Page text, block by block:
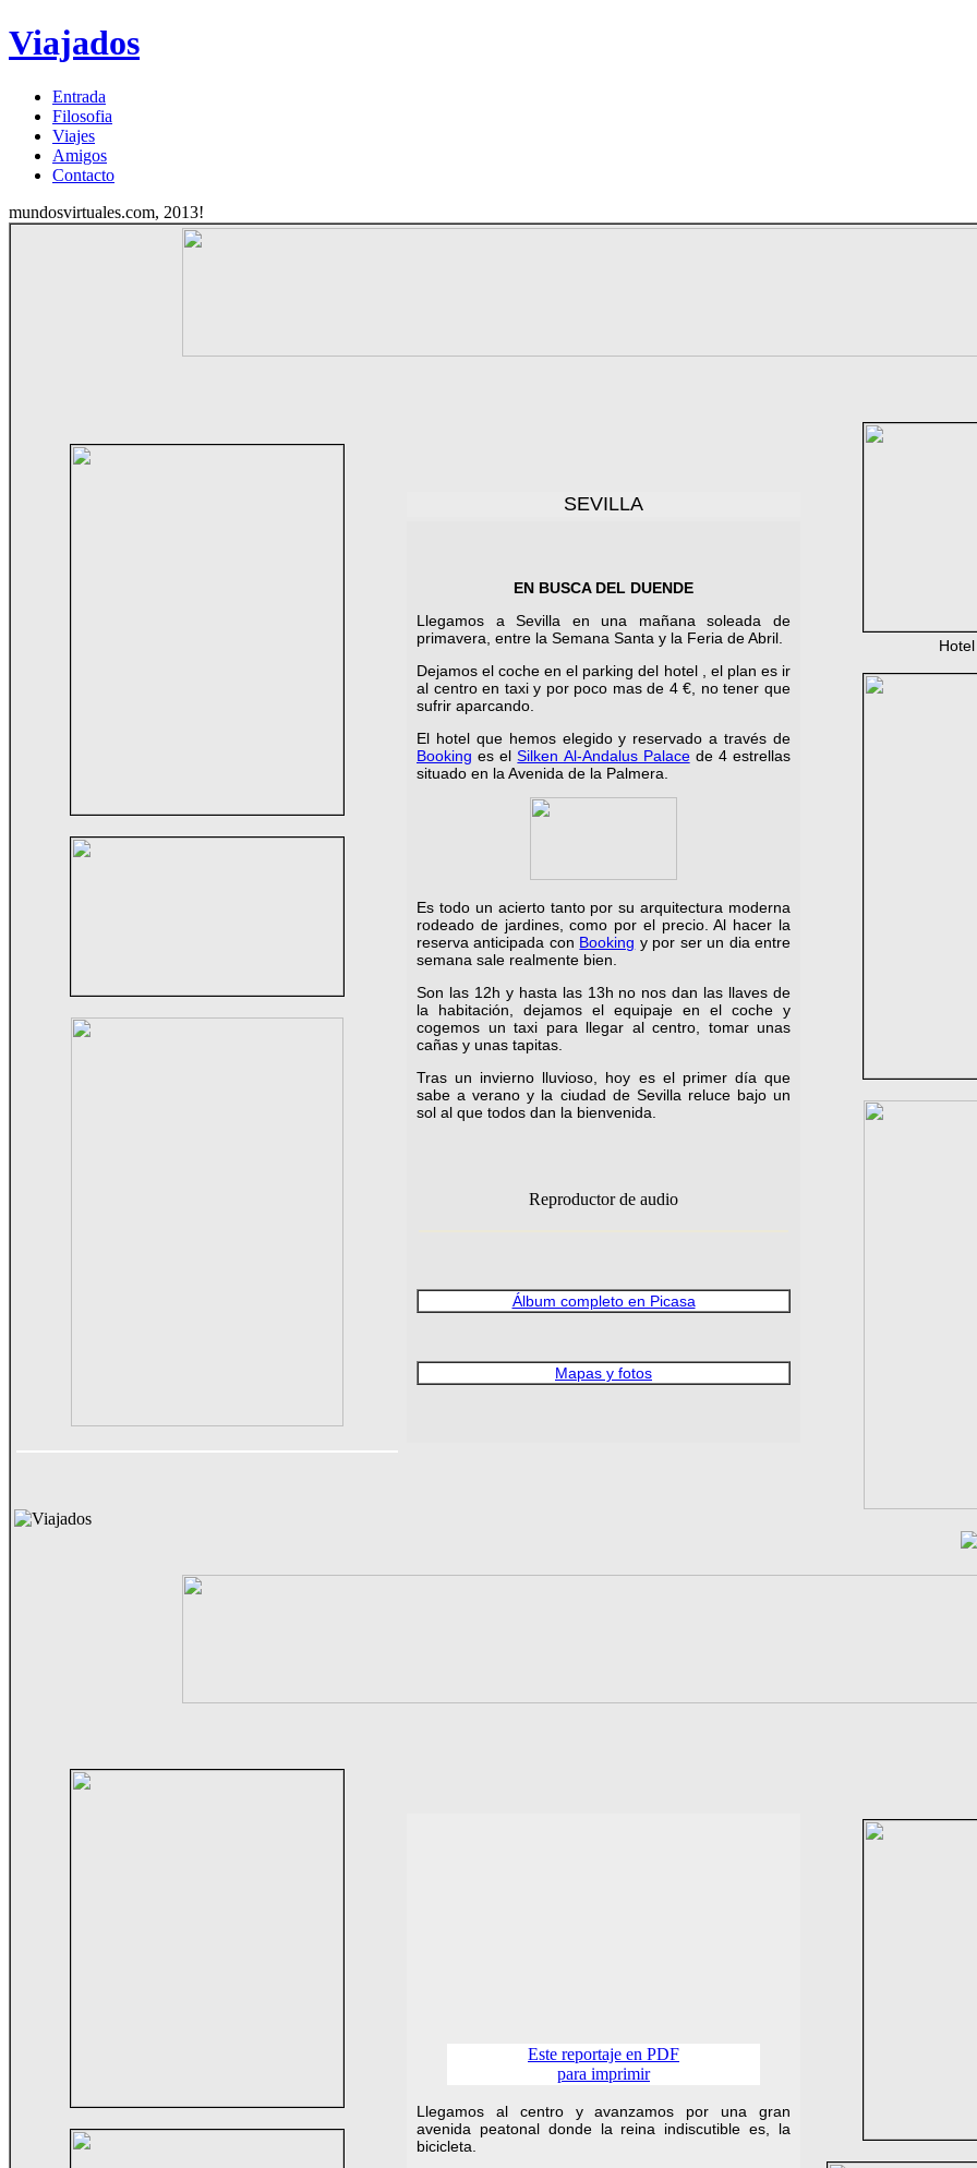
Viajados
Entrada
Filosofia
Viajes
Amigos
Contacto
mundosvirtuales.com, 2013!
SEVILLA
EN BUSCA DEL DUENDE
Llegamos a Sevilla en una mañana soleada de
primavera, entre la Semana Santa y la Feria de Abril.
Dejamos el coche en el parking del hotel , el plan es ir
al centro en taxi y por poco mas de 4 €, no tener que
sufrir aparcando.
El hotel que hemos elegido y reservado a través de
Booking es elSilken Al-Andalus Palacede 4 estrellas
situado en la Avenida de la Palmera.
Es todo un acierto tanto por su arquitectura moderna
rodeado de jardines, como por el precio. Al hacer la
reserva anticipada con Booking y por ser un dia entre
semana sale realmente bien.
Son las 12h y hasta las 13h no nos dan las llaves de
la habitación, dejamos el equipaje en el coche y
cogemos un taxi para llegar al centro, tomar unas
cañas y unas tapitas.
Tras un invierno lluvioso, hoy es el primer día que
sabe a verano y la ciudad de Sevilla reluce bajo un
sol al que todos dan la bienvenida.
Reproductor de audio
Álbum completo en Picasa
Mapas y fotos
Este reportaje en PDF
para imprimir
Llegamos al centro y avanzamos por una gran
avenida peatonal donde la reina indiscutible es, la
bicicleta.